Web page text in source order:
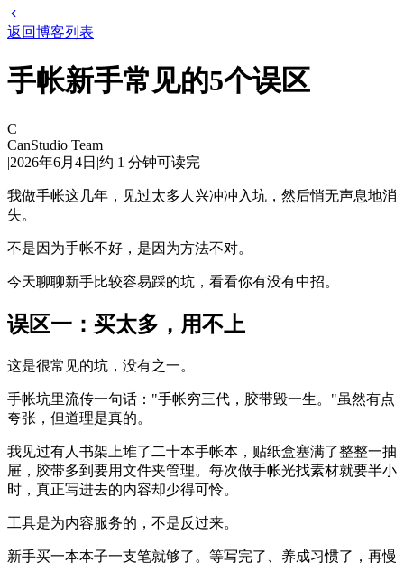
返回博客列表
手帐新手常见的5个误区
C
CanStudio Team
|2026年6月4日 |约 1 分钟可读完
我做手帐这几年，见过太多人兴冲冲入坑，然后悄无声息地消
失。
不是因为手帐不好，是因为方法不对。
今天聊聊新手比较容易踩的坑，看看你有没有中招。
误区一：买太多，用不上
这是很常见的坑，没有之一。
手帐坑里流传一句话："手帐穷三代，胶带毁一生。"虽然有点
夸张，但道理是真的。
我见过有人书架上堆了二十本手帐本，贴纸盒塞满了整整一抽
屉，胶带多到要用文件夹管理。每次做手帐光找素材就要半小
时，真正写进去的内容却少得可怜。
工具是为内容服务的，不是反过来。
新手买一本本子一支笔就够了。等写完了、养成习惯了，再慢